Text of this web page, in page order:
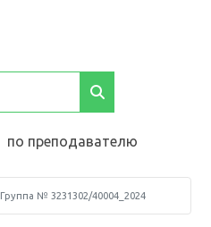
по преподавателю
Группа № 3231302/40004_2024